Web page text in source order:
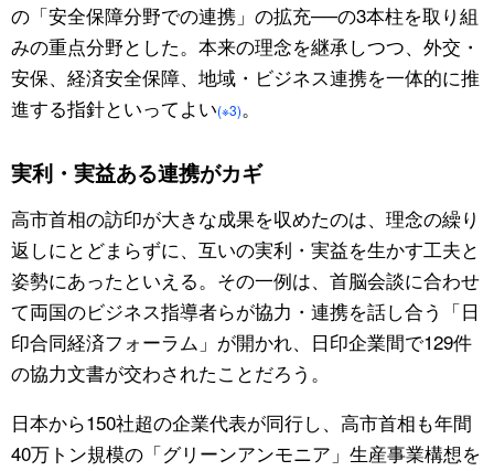
の「安全保障分野での連携」の拡充──の3本柱を取り組
みの重点分野とした。本来の理念を継承しつつ、外交・
安保、経済安全保障、地域・ビジネス連携を一体的に推
進する指針といってよい(※3)。
実利・実益ある連携がカギ
高市首相の訪印が大きな成果を収めたのは、理念の繰り
返しにとどまらずに、互いの実利・実益を生かす工夫と
姿勢にあったといえる。その一例は、首脳会談に合わせ
て両国のビジネス指導者らが協力・連携を話し合う「日
印合同経済フォーラム」が開かれ、日印企業間で129件
の協力文書が交わされたことだろう。
日本から150社超の企業代表が同行し、高市首相も年間
40万トン規模の「グリーンアンモニア」生産事業構想を